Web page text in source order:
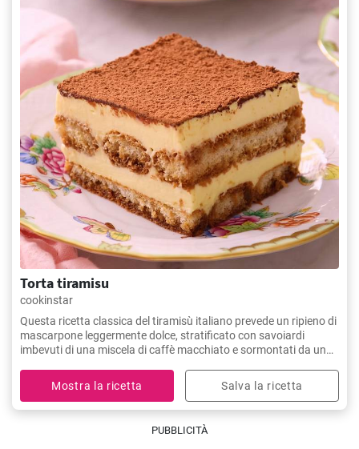
Torta tiramisu
cookinstar
Questa ricetta classica del tiramisù italiano prevede un ripieno di
mascarpone leggermente dolce, stratificato con savoiardi
imbevuti di una miscela di caffè macchiato e sormontati da una
Mostra la ricetta
Salva la ricetta
PUBBLICITÀ